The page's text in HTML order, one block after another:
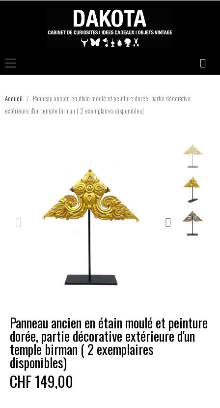
Accueil
Panneau ancien en étain moulé et peinture dorée, partie décorative
extérieure d'un temple birman ( 2 exemplaires disponibles)
Panneau ancien en étain moulé et peinture
dorée, partie décorative extérieure d'un
temple birman ( 2 exemplaires
disponibles)
CHF 149,00